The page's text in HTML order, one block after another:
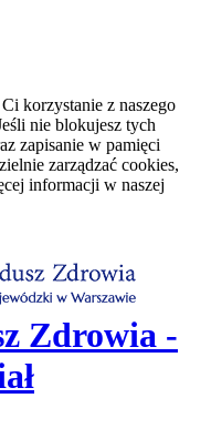
korzystanie z naszego
nie blokujesz tych
zapisanie w pamięci
zarządzać cookies,
informacji w naszej
Zdrowia -